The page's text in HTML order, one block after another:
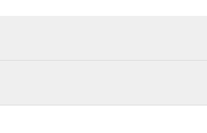
desde cócteles en terrazas